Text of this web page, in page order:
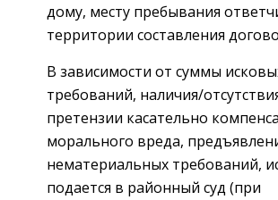
дому, месту пребывания
территории составления
В зависимости от суммы
требований, наличия/
претензии касательно
морального вреда,
нематериальных требований,
подается в районный суд (при